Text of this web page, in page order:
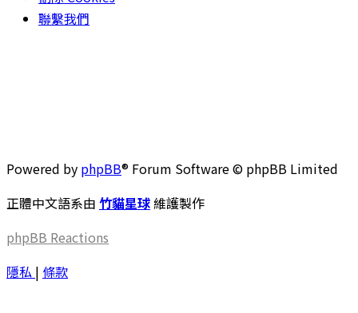
聯繫我們
Powered by phpBB® Forum Software © phpBB Limited
正體中文語系由 竹貓星球維護製作
phpBB Reactions
隱私 | 條款